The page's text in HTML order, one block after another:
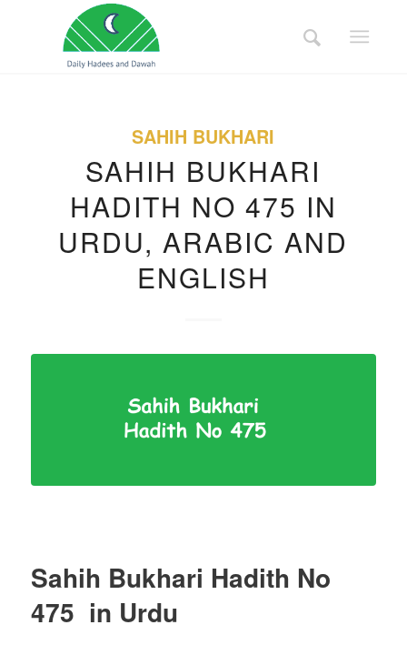
SAHIH BUKHARI
SAHIH BUKHARI
HADITH NO 475 IN
URDU, ARABIC AND
ENGLISH
Sahih Bukhari Hadith No
475 in Urdu